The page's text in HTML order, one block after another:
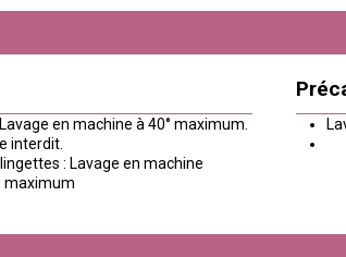
en machine à 40° maximum.
interdit.
: Lavage en machine
maximum